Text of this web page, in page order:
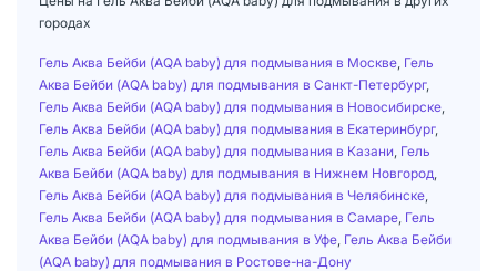
городах
Гель Аква Бейби (AQA baby) для подмывания в Москве Гель
Аква Бейби (AQA baby) для подмывания в Санкт-Петербург,
Гель Аква Бейби (AQA baby) для подмывания в Новосибирске
Гель Аква Бейби (AQA baby) для подмывания в Екатеринбург,
Гель Аква Бейби (AQA baby) для подмывания в Казани Гель
Аква Бейби (AQA baby) для подмывания в Нижнем Новгород
Гель Аква Бейби (AQA baby) для подмывания в Челябинске
Гель Аква Бейби (AQA baby) для подмывания в Самаре Гель
Аква Бейби (AQA baby) для подмывания в Уфе Гель Аква Бейби
(AQA baby) для подмывания в Ростове-на-Дону